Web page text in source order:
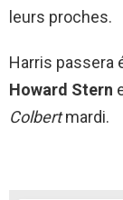
leurs proches.
Harris passera
Howard Stern
Colbertmardi.